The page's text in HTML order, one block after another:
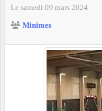
Le samedi 09 mars 2024
Minimes